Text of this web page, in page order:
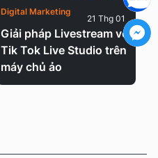
Giải pháp Livestream với
Tik Tok Live Studio trên
máy chủ ảo
Digital Marketing
21 Thg 01